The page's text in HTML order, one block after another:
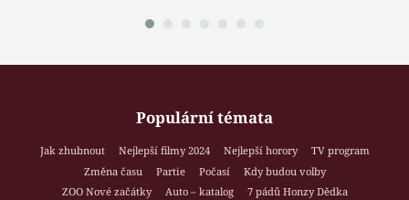
Populární témata
Jak zhubnout Nejlepší filmy 2024 Nejlepší horory
TV program
Změna času
Partie Počasí
Kdy budou volby
ZOO Nové začátky
Auto – katalog
7 pádů Honzy Dědka